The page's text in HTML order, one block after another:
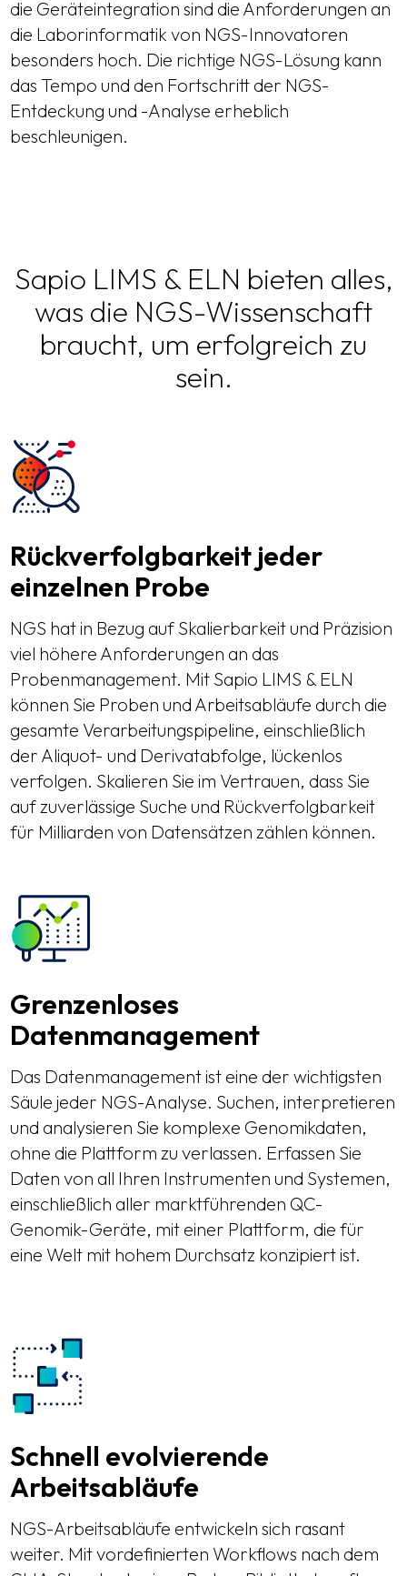
die Geräteintegration sind die Anforderungen an
die Laborinformatik von NGS-Innovatoren
besonders hoch. Die richtige NGS-Lösung kann
das Tempo und den Fortschritt der NGS-
Entdeckung und -Analyse erheblich
beschleunigen.
Sapio LIMS & ELN bieten alles,
was die NGS-Wissenschaft
braucht, um erfolgreich zu
sein.
Rückverfolgbarkeit jeder
einzelnen Probe
NGS hat in Bezug auf Skalierbarkeit und Präzision
viel höhere Anforderungen an das
Probenmanagement. Mit Sapio LIMS & ELN
können Sie Proben und Arbeitsabläufe durch die
gesamte Verarbeitungspipeline, einschließlich
der Aliquot- und Derivatabfolge, lückenlos
verfolgen. Skalieren Sie im Vertrauen, dass Sie
auf zuverlässige Suche und Rückverfolgbarkeit
für Milliarden von Datensätzen zählen können.
Grenzenloses
Datenmanagement
Das Datenmanagement ist eine der wichtigsten
Säule jeder NGS-Analyse. Suchen, interpretieren
und analysieren Sie komplexe Genomikdaten,
ohne die Plattform zu verlassen. Erfassen Sie
Daten von all Ihren Instrumenten und Systemen,
einschließlich aller marktführenden QC-
Genomik-Geräte, mit einer Plattform, die für
eine Welt mit hohem Durchsatz konzipiert ist.
Schnell evolvierende
Arbeitsabläufe
NGS-Arbeitsabläufe entwickeln sich rasant
weiter. Mit vordefinierten Workflows nach dem